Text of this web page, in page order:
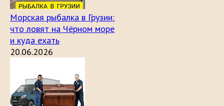
Морская рыбалка в Грузии:
что ловят на Чёрном море
и куда ехать
20.06.2026